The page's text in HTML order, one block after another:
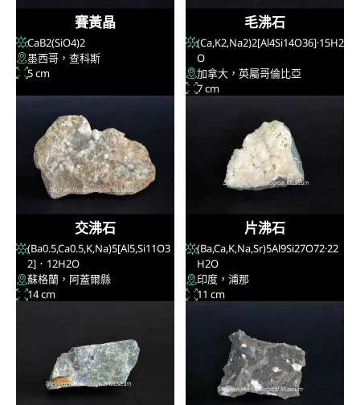
賽黃晶
CaB2(SiO4)2
墨西哥，查科斯
5 cm
毛沸石
(Ca,K2,Na2)2[Al4Si14O36]·15H2
O
加拿大，英屬哥倫比亞
7 cm
交沸石
(Ba0.5,Ca0.5,K,Na)5[Al5,Si11O3
2]．12H2O
蘇格蘭，阿蓋爾縣
14 cm
片沸石
(Ba,Ca,K,Na,Sr)5Al9Si27O72·22
H2O
印度，浦那
11 cm